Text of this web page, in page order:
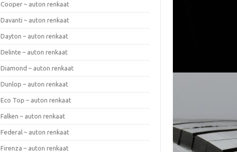
Cooper – auton renkaat
Davanti – auton renkaat
Dayton – auton renkaat
Delinte – auton renkaat
Diamond – auton renkaat
Dunlop – auton renkaat
Eco Top – auton renkaat
Falken – auton renkaat
Federal – auton renkaat
Firenza – auton renkaat